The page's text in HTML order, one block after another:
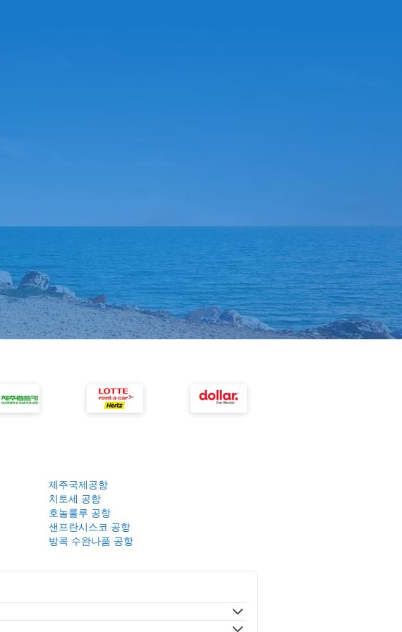
제주국제공항
치토세 공항
호놀룰루 공항
샌프란시스코 공항
방콕 수완나품 공항